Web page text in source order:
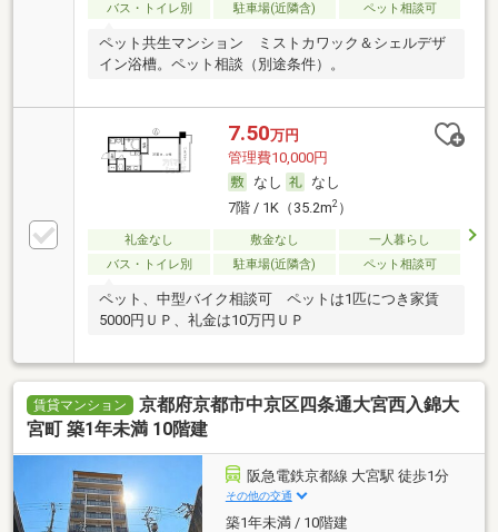
バス・トイレ別
駐車場(近隣含) ペット相談可
ペット共生マンション ミストカワック＆シェルデザ
イン浴槽。ペット相談（別途条件）。
7.50万円
管理費10,000円
なし
なし
7階 / 1K（35.2m2）
礼金なし 敷金なし
一人暮らし
バス・トイレ別
駐車場(近隣含) ペット相談可
ペット、中型バイク相談可 ペットは1匹につき家賃
5000円ＵＰ、礼金は10万円ＵＰ
賃貸マンション
京都府京都市中京区四条通大宮西入錦大
宮町 築1年未満 10階建
阪急電鉄京都線 大宮駅 徒歩1分
その他の交通
築1年未満 / 10階建